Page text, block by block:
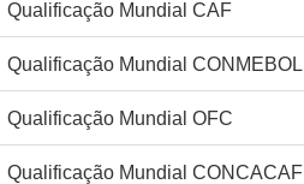
Qualificação Mundial CAF
Qualificação Mundial CONMEBOL
Qualificação Mundial OFC
Qualificação Mundial CONCACAF